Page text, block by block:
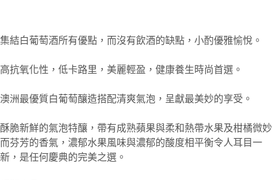
集結白葡萄酒所有優點，而沒有飲酒的缺點，小酌優雅愉悅。
高抗氧化性，低卡路里，美麗輕盈，健康養生時尚首選。
澳洲最優質白葡萄釀造搭配清爽氣泡，呈獻最美妙的享受。
酥脆新鮮的氣泡特釀，帶有成熟蘋果與柔和熱帶水果及柑橘微妙
而芬芳的香氣，濃郁水果風味與濃郁的酸度相平衡令人耳目一
新，是任何慶典的完美之選。